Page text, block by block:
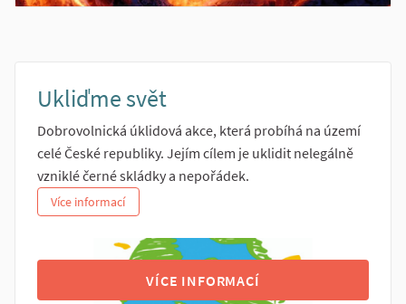
Ukliďme svět
Dobrovolnická úklidová akce, která probíhá na území
celé České republiky. Jejím cílem je uklidit nelegálně
vzniklé černé skládky a nepořádek.
Více informací
VÍCE INFORMACÍ